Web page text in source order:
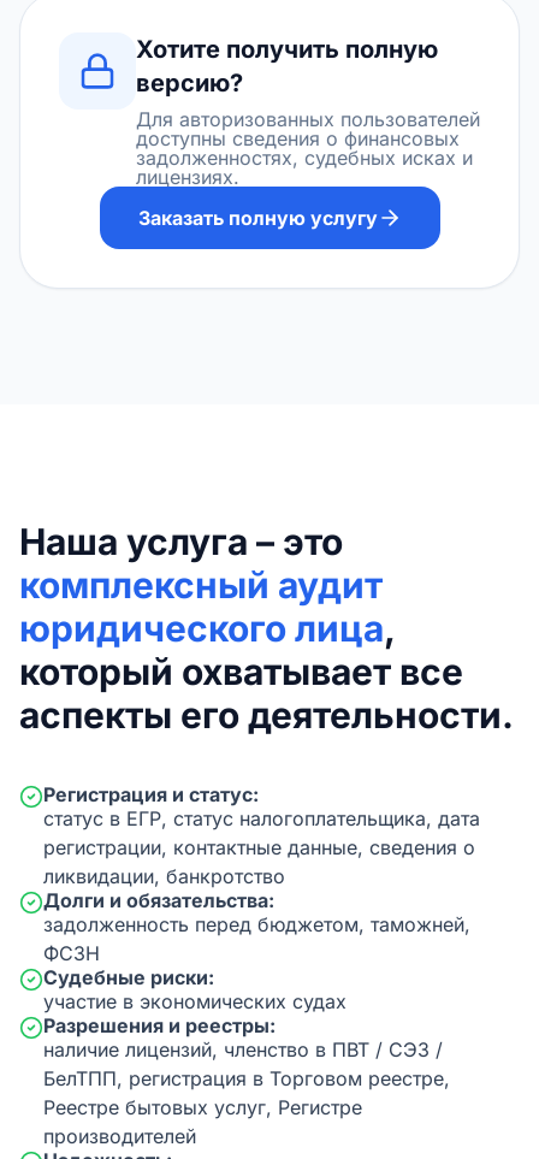
Хотите получить полную
версию?
Для авторизованных пользователей
доступны сведения о финансовых
задолженностях, судебных исках и
лицензиях.
Заказать полную услугу
Наша услуга – это
комплексный аудит
юридического лица,
который охватывает все
аспекты его деятельности.
Регистрация и статус:
статус в ЕГР, статус налогоплательщика, дата
регистрации, контактные данные, сведения о
ликвидации, банкротство
Долги и обязательства:
задолженность перед бюджетом, таможней,
ФСЗН
Судебные риски:
участие в экономических судах
Разрешения и реестры:
наличие лицензий, членство в ПВТ / СЭЗ /
БелТПП, регистрация в Торговом реестре,
Реестре бытовых услуг, Регистре
производителей